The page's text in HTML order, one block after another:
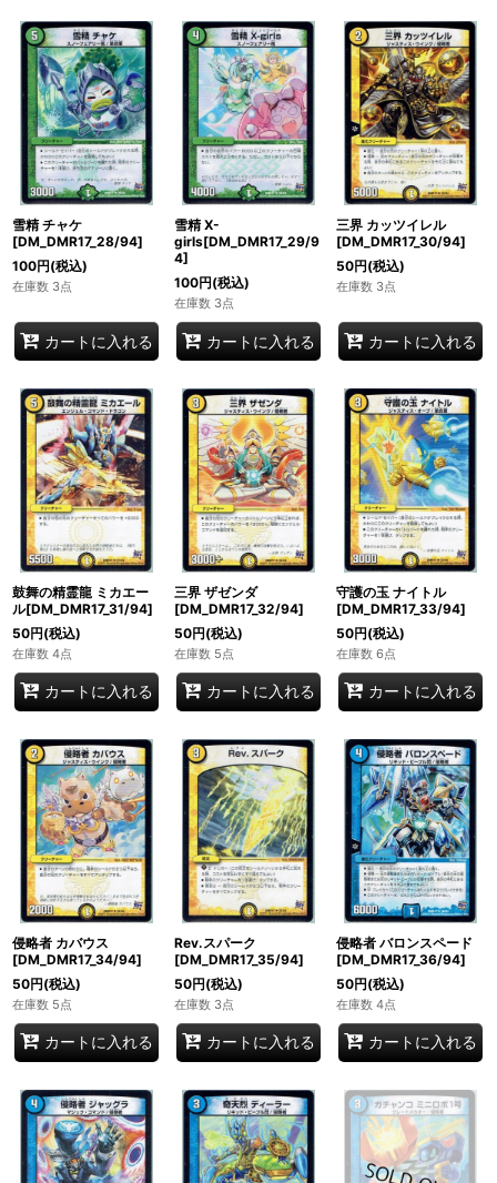
雪精 チャケ
[DM_DMR17_28/94]
100円(税込)
在庫数 3点
カートに入れる
雪精 X-
girls[DM_DMR17_29/9
4]
100円(税込)
在庫数 3点
カートに入れる
三界 カッツイレル
[DM_DMR17_30/94]
50円(税込)
在庫数 3点
カートに入れる
鼓舞の精霊龍 ミカエー
ル[DM_DMR17_31/94]
50円(税込)
在庫数 4点
カートに入れる
三界 ザゼンダ
[DM_DMR17_32/94]
50円(税込)
在庫数 5点
カートに入れる
守護の玉 ナイトル
[DM_DMR17_33/94]
50円(税込)
在庫数 6点
カートに入れる
侵略者 カバウス
[DM_DMR17_34/94]
50円(税込)
在庫数 5点
カートに入れる
Rev.スパーク
[DM_DMR17_35/94]
50円(税込)
在庫数 3点
カートに入れる
侵略者 バロンスペード
[DM_DMR17_36/94]
50円(税込)
在庫数 4点
カートに入れる